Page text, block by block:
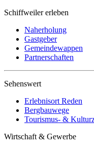
Schiffweiler erleben
Naherholung
Gastgeber
Gemeindewappen
Partnerschaften
Sehenswert
Erlebnisort Reden
Bergbauwege
Tourismus- &
Wirtschaft & Gewerbe